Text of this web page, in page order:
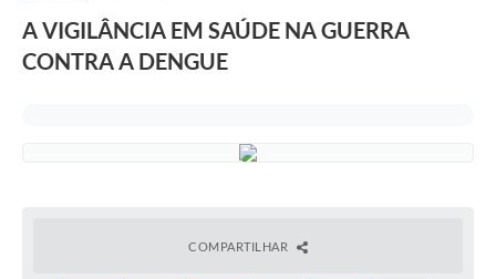
A VIGILÂNCIA EM SAÚDE NA GUERRA
CONTRA A DENGUE
COMPARTILHAR